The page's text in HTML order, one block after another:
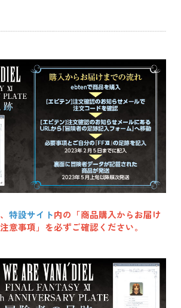
特設サイト内の「商品購入からお届け
意事項」を必ずご確認ください。